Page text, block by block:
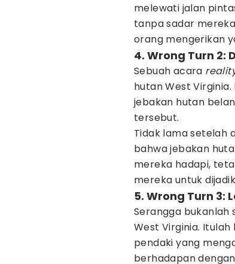
melewati jalan
tanpa sadar
orang mengerikan
4. Wrong Turn 2:
Sebuah acara
hutan West
jebakan hutan
tersebut.
Tidak lama setelah
bahwa jebakan
mereka hadapi,
mereka untuk
5. Wrong Turn 3:
Serangga
West Virginia.
pendaki yang
berhadapan